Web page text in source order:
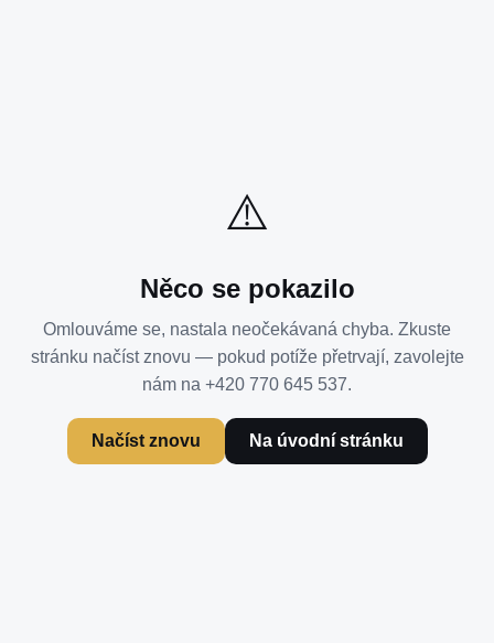
⚠️
Něco se pokazilo
Omlouváme se, nastala neočekávaná chyba. Zkuste
stránku načíst znovu — pokud potíže přetrvají, zavolejte
nám na +420 770 645 537.
Načíst znovu Na úvodní stránku